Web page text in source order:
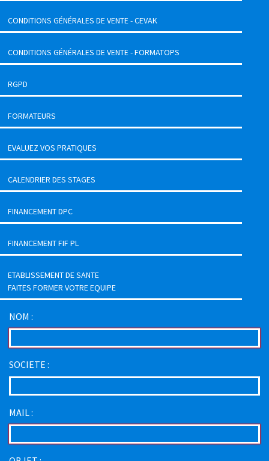
CONDITIONS GÉNÉRALES DE VENTE - CEVAK
CONDITIONS GÉNÉRALES DE VENTE - FORMATOPS
RGPD
FORMATEURS
EVALUEZ VOS PRATIQUES
CALENDRIER DES STAGES
FINANCEMENT DPC
FINANCEMENT FIF PL
ETABLISSEMENT DE SANTE
FAITES FORMER VOTRE EQUIPE
NOM :
SOCIETE :
MAIL :